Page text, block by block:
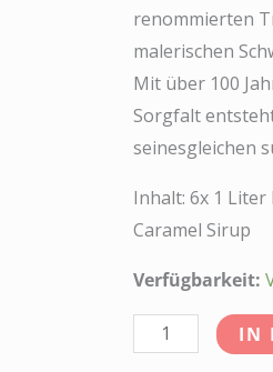
renommierten
malerischen
Mit über 100
Sorgfalt
seinesgleichen
Inhalt: 6x 1 Liter
Caramel Sirup
Verfügbarkeit:
IN